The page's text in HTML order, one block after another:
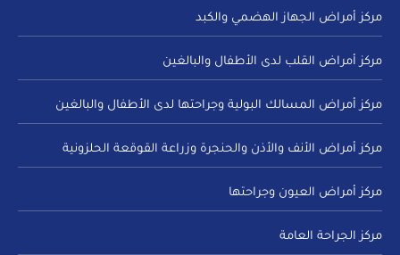
مركز أمراض الجهاز الهضمي والكبد
مركز أمراض القلب لدى الأطفال والبالغين
مركز أمراض المسالك البولية وجراحتها لدى الأطفال والبالغين
مركز أمراض الأنف والأذن والحنجرة وزراعة القوقعة الحلزونية
مركز أمراض العيون وجراحتها
مركز الجراحة العامة